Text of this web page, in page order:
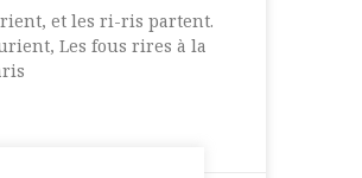
rient, et les ri-ris partent.
Les fous rires à la